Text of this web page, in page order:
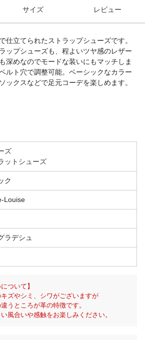
サイズ レビュー
仕立てられたストラップシューズです。
ップシューズも、程よいツヤ感のレザー
深めなのでモードな装いにもマッチしま
ルト穴で調整可能。ベーシックなカラー
ックスなどで足元コーデを楽しめます。
ズ
ットシューズ
ク
Louise
ラデシュ
ついて】
ズやシミ、シワがございますが
うところが革の特徴です。
風合いや感触をお楽しみください。